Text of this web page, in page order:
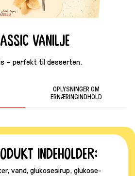
Vanilje
– perfekt til desserten.
OPLYSNINGER OM
ERNÆRINGINDHOLD
indeholder:
vand, glukosesirup, glukose-